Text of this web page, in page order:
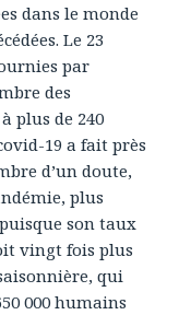
dans le monde
Le 23
par
des
plus de 240
19 a fait près
d’un doute,
plus
son taux
vingt fois plus
qui
000 humains